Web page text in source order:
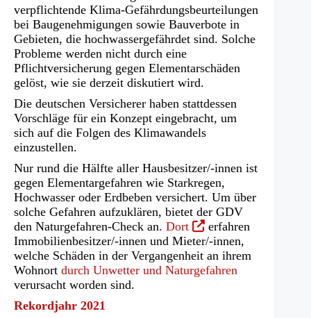
verpflichtende Klima-Gefährdungsbeurteilungen
bei Baugenehmigungen sowie Bauverbote in
Gebieten, die hochwassergefährdet sind. Solche
Probleme werden nicht durch eine
Pflichtversicherung gegen Elementarschäden
gelöst, wie sie derzeit diskutiert wird.
Die deutschen Versicherer haben stattdessen
Vorschläge für ein Konzept eingebracht, um
sich auf die Folgen des Klimawandels
einzustellen.
Nur rund die Hälfte aller Hausbesitzer/-innen ist
gegen Elementargefahren wie Starkregen,
Hochwasser oder Erdbeben versichert. Um über
solche Gefahren aufzuklären, bietet der GDV
den Naturgefahren-Check an. Dort(Öffnet
in
einem
neuen
erfahren
Immobilienbesitzer/-innen und Mieter/-innen,
welche Schäden in der Vergangenheit an ihrem
Wohnort durch Unwetter und Naturgefahren
verursacht worden sind.
Rekordjahr 2021